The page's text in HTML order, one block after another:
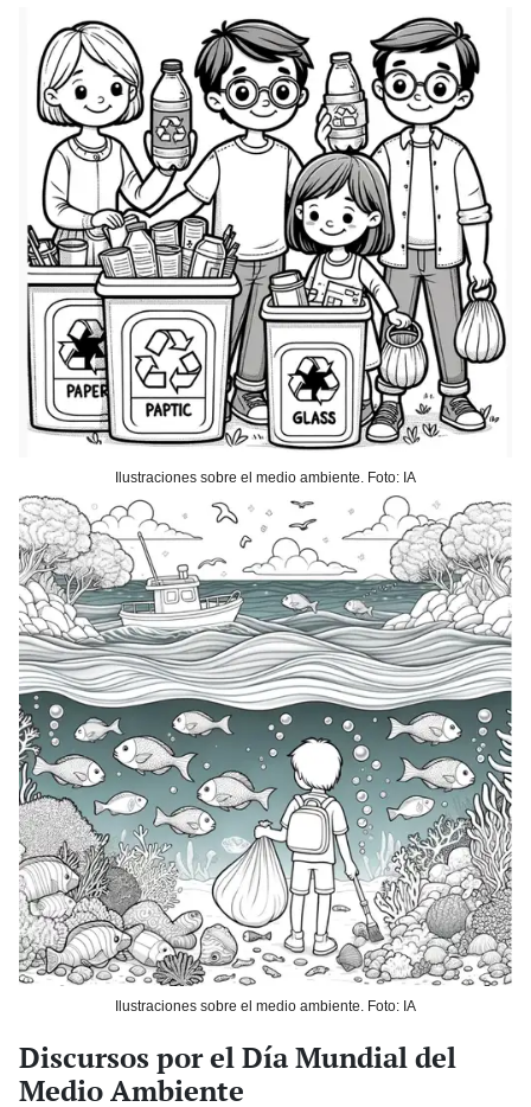
Ilustraciones sobre el medio ambiente. Foto: IA
Ilustraciones sobre el medio ambiente. Foto: IA
Discursos por el Día Mundial del
Medio Ambiente